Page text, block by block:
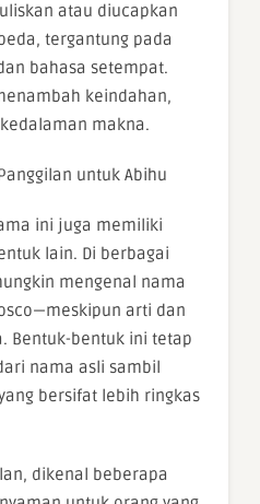
atau diucapkan
tergantung pada
bahasa setempat.
keindahan,
makna.
untuk Abihu
ini juga memiliki
lain. Di berbagai
mengenal nama
arti dan
Bentuk-bentuk ini tetap
nama asli sambil
bersifat lebih ringkas
dikenal beberapa